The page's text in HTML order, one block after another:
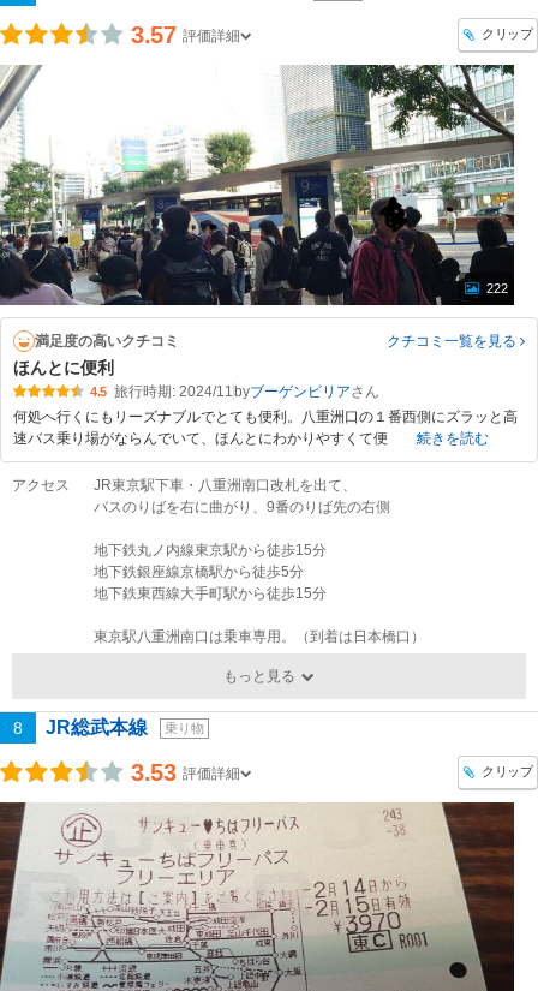
3.57 評価詳細 クリップ
222
満足度の高いクチコミ クチコミ一覧を見る
ほんとに便利
4.5 旅行時期: 2024/11 byブーゲンビリア
何処へ行くにもリーズナブルでとても便利。八重洲口の１番西側にズラッと高
速バス乗り場がならんでいて、ほんとにわかりやすくて便
続きを読む
アクセス
JR東京駅下車・八重洲南口改札を出て、
バスのりばを右に曲がり、9番のりば先の右側
地下鉄丸ノ内線東京駅から徒歩15分
地下鉄銀座線京橋駅から徒歩5分
地下鉄東西線大手町駅から徒歩15分
東京駅八重洲南口は乗車専用。（到着は日本橋口）
もっと見る
8 JR総武本線 乗り物
3.53 評価詳細 クリップ